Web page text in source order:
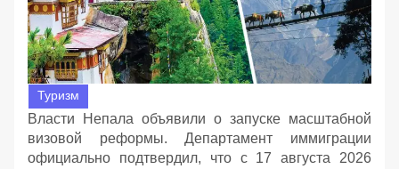
Туризм
Власти Непала объявили о запуске масштабной
визовой реформы. Департамент иммиграции
официально подтвердил, что с 17 августа 2026